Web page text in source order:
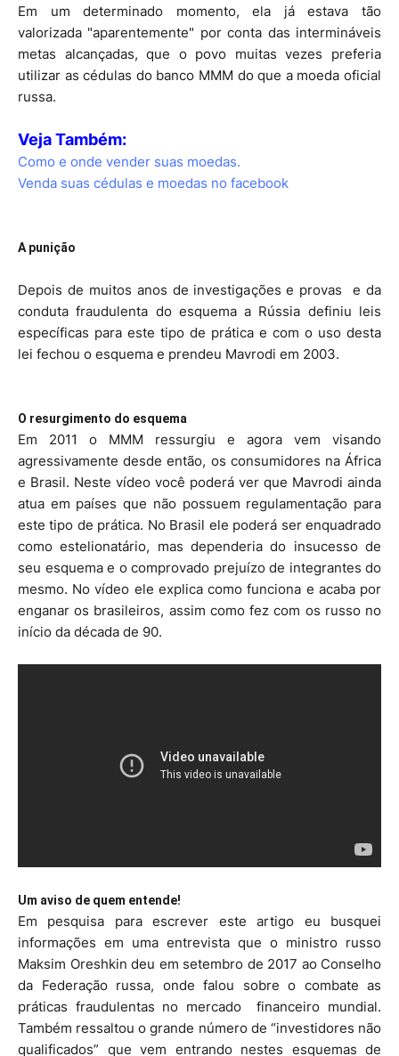
Em um determinado momento, ela já estava tão
valorizada "aparentemente" por conta das intermináveis
metas alcançadas, que o povo muitas vezes preferia
utilizar as cédulas do banco MMM do que a moeda oficial
russa.
Veja Também:
Como e onde vender suas moedas.
Venda suas cédulas e moedas no facebook
A punição
Depois de muitos anos de investigações e provas e da
conduta fraudulenta do esquema a Rússia definiu leis
específicas para este tipo de prática e com o uso desta
lei fechou o esquema e prendeu Mavrodi em 2003.
O resurgimento do esquema
Em 2011 o MMM ressurgiu e agora vem visando
agressivamente desde então, os consumidores na África
e Brasil. Neste vídeo você poderá ver que Mavrodi ainda
atua em países que não possuem regulamentação para
este tipo de prática. No Brasil ele poderá ser enquadrado
como estelionatário, mas dependeria do insucesso de
seu esquema e o comprovado prejuízo de integrantes do
mesmo. No vídeo ele explica como funciona e acaba por
enganar os brasileiros, assim como fez com os russo no
início da década de 90.
Um aviso de quem entende!
Em pesquisa para escrever este artigo eu busquei
informações em uma entrevista que o ministro russo
Maksim Oreshkin deu em setembro de 2017 ao Conselho
da Federação russa, onde falou sobre o combate as
práticas fraudulentas no mercado financeiro mundial.
Também ressaltou o grande número de “investidores não
qualificados” que vem entrando nestes esquemas de